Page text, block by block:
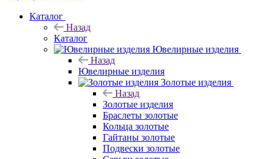
Каталог
Назад
Каталог
Ювелирные изделия
Назад
Ювелирные изделия
Золотые изделия
Назад
Золотые изделия
Браслеты золотые
Кольца золотые
Гайтаны золотые
Подвески золотые